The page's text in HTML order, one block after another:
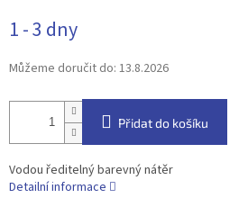
cena:
1 - 3 dny
Můžeme doručit do: 13.8.2026
Přidat do košíku
Vodou ředitelný barevný nátěr
Detailní informace